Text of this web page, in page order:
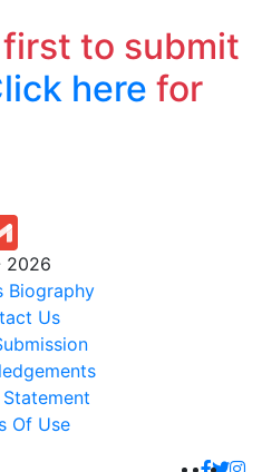
first to submit
here for
2026
Biography
Us
Of Use